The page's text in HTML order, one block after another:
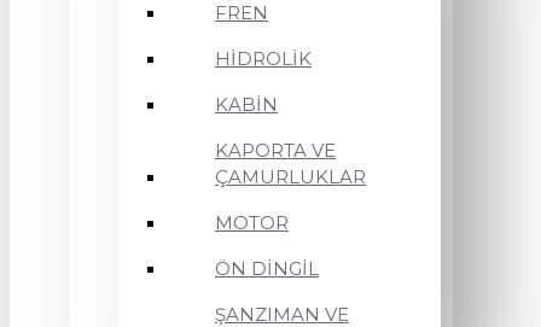
FREN
HİDROLİK
KABİN
KAPORTA VE
ÇAMURLUKLAR
MOTOR
ÖN DİNGİL
ŞANZIMAN VE